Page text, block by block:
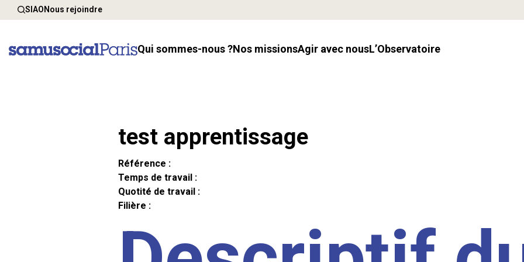
SIAONous rejoindre
Qui sommes-nous ? Nos missions Agir avec nous l’Observatoire
test apprentissage
Référence :
Temps de travail :
Quotité de travail :
Filière :